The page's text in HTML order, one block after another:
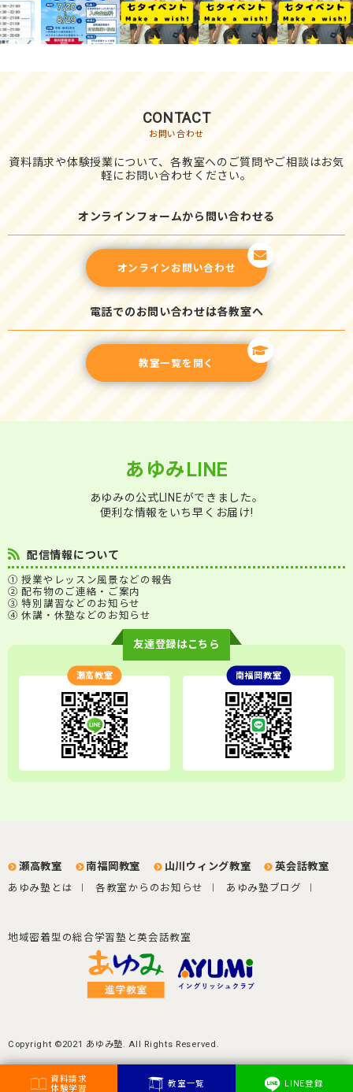
CONTACT
お問い合わせ
資料請求や体験授業について、各教室へのご質問やご相談はお気
軽にお問い合わせください。
オンラインフォームから問い合わせる
オンラインお問い合わせ
電話でのお問い合わせは各教室へ
教室一覧を開く
あゆみLINE
あゆみの公式LINEができました。
便利な情報をいち早くお届け!
配信情報について
① 授業やレッスン風景などの報告
② 配布物のご連絡・ご案内
③ 特別講習などのお知らせ
④ 休講・休塾などのお知らせ
友達登録はこちら
瀬高教室 南福岡教室
瀬高教室 南福岡教室 山川ウィング教室
英会話教室
あゆみ塾とは
各教室からのお知らせ あゆみ塾ブログ
地域密着型の総合学習塾と英会話教室
Copyright ©2021 あゆみ塾. All Rights Reserved.
資料請求
体験学習
教室一覧 LINE登録